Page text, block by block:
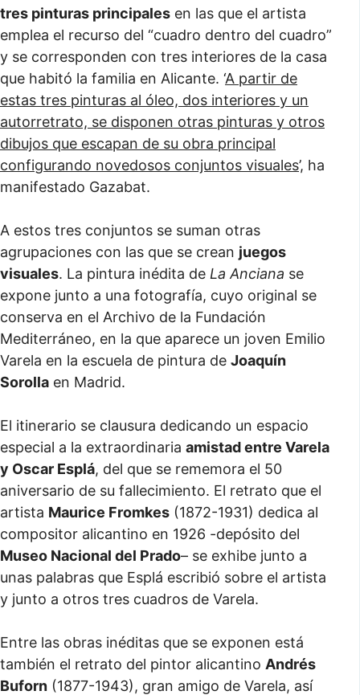
tres pinturas principales en las que el artista
emplea el recurso del “cuadro dentro del cuadro”
y se corresponden con tres interiores de la casa
que habitó la familia en Alicante. ‘A partir de
estas tres pinturas al óleo, dos interiores y un
autorretrato, se disponen otras pinturas y otros
dibujos que escapan de su obra principal
configurando novedosos conjuntos visuales’, ha
manifestado Gazabat.
A estos tres conjuntos se suman otras
agrupaciones con las que se crean juegos
visuales. La pintura inédita de La Anciana se
expone junto a una fotografía, cuyo original se
conserva en el Archivo de la Fundación
Mediterráneo, en la que aparece un joven Emilio
Varela en la escuela de pintura de Joaquín
Sorolla en Madrid.
El itinerario se clausura dedicando un espacio
especial a la extraordinaria amistad entre Varela
y Oscar Esplá, del que se rememora el 50
aniversario de su fallecimiento. El retrato que el
artista Maurice Fromkes (1872-1931) dedica al
compositor alicantino en 1926 -depósito del
Museo Nacional del Prado– se exhibe junto a
unas palabras que Esplá escribió sobre el artista
y junto a otros tres cuadros de Varela.
Entre las obras inéditas que se exponen está
también el retrato del pintor alicantino Andrés
Buforn (1877-1943), gran amigo de Varela, así